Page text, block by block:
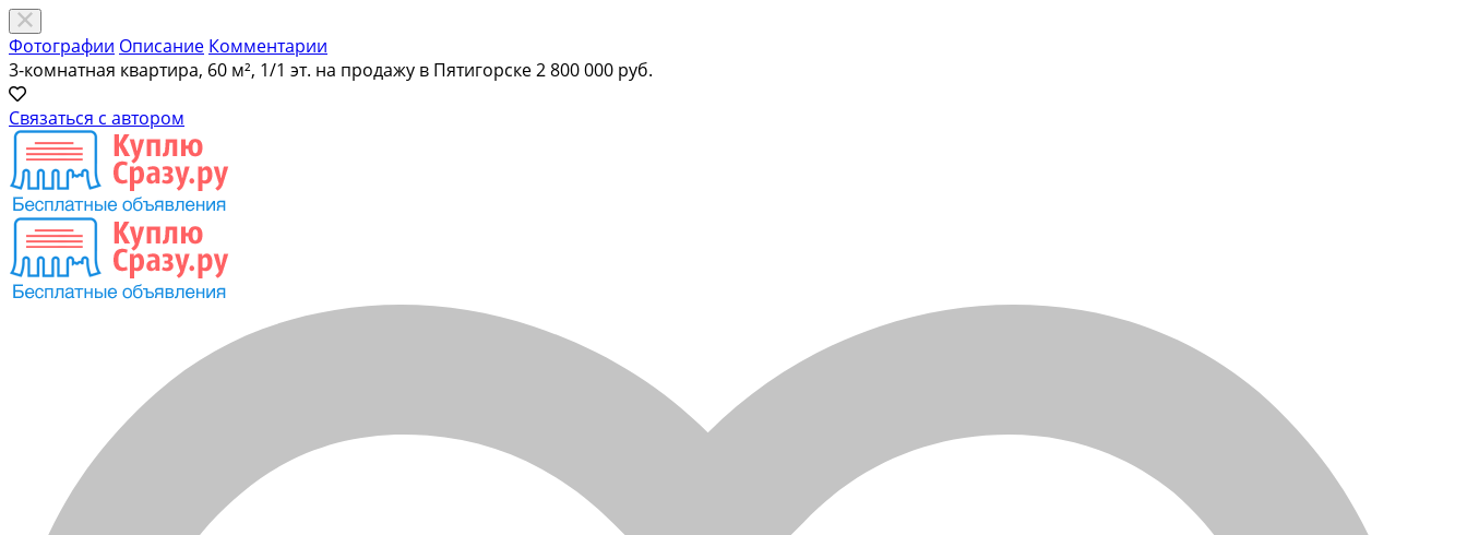
Фотографии Описание Комментарии
3-комнатная квартира, 60 м², 1/1 эт. на продажу в Пятигорске2 800 000 руб.
Связаться с автором